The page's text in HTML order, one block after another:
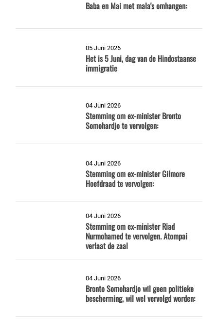
Baba en Mai met mala's omhangen:
05 Juni 2026
Het is 5 Juni, dag van de Hindostaanse
immigratie
04 Juni 2026
Stemming om ex-minister Bronto
Somohardjo te vervolgen:
04 Juni 2026
Stemming om ex-minister Gilmore
Hoefdraad te vervolgen:
04 Juni 2026
Stemming om ex-minister Riad
Nurmohamed te vervolgen. Atompai
verlaat de zaal
04 Juni 2026
Bronto Somohardjo wil geen politieke
bescherming, wil wel vervolgd worden: